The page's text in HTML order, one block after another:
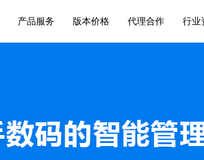
产品服务 版本价格 代理合作 行业